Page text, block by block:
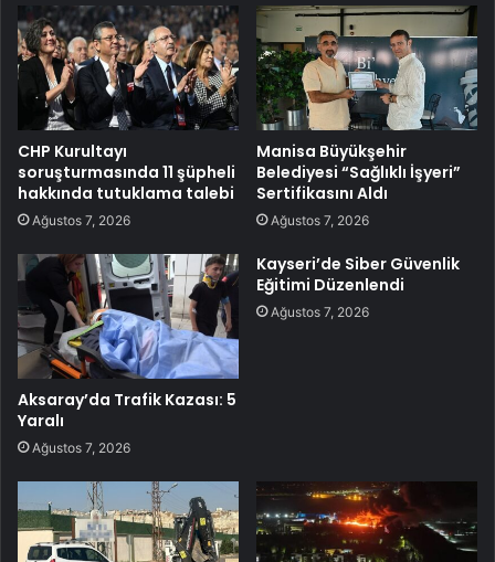
CHP Kurultayı
soruşturmasında 11 şüpheli
hakkında tutuklama talebi
Ağustos 7, 2026
Manisa Büyükşehir
Belediyesi “Sağlıklı İşyeri”
Sertifikasını Aldı
Ağustos 7, 2026
Aksaray’da Trafik Kazası: 5
Yaralı
Ağustos 7, 2026
Kayseri’de Siber Güvenlik
Eğitimi Düzenlendi
Ağustos 7, 2026